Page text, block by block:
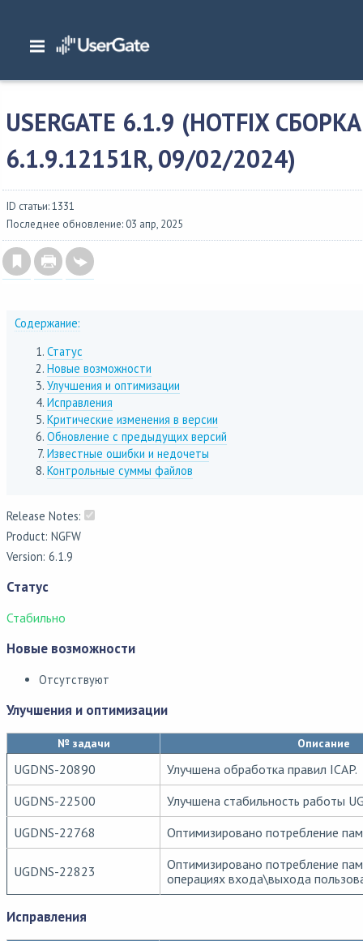
Главная/ Описание версий/UserGate 6.x
6.1.9.12151R, 09/02/2024)
USERGATE 6.1.9 (HOTFIX СБОРКА
6.1.9.12151R, 09/02/2024)
ID статьи: 1331
Последнее обновление: 03 апр, 2025
Содержание:
Статус
Новые возможности
Улучшения и оптимизации
Исправления
Критические изменения в версии
Обновление с предыдущих версий
Известные ошибки и недочеты
Контрольные суммы файлов
Release Notes:
Product: NGFW
Version: 6.1.9
Статус
Стабильно
Новые возможности
Отсутствуют
Улучшения и оптимизации
№ задачи Описание
UGDNS-20890
Улучшена обработка правил ICAP.
UGDNS-22500
Улучшена стабильность работы
UGDNS-22768
Оптимизировано потребление
UGDNS-22823
Оптимизировано потребление
операциях входа\выхода
Исправления